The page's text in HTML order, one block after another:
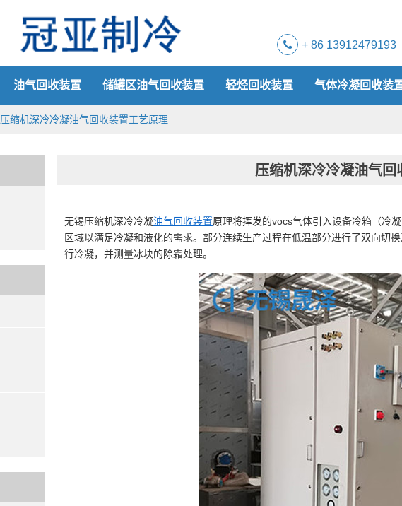
+ 86 13912479193
油气回收装置 储罐区油气回收装置 轻烃回收装置 气体冷凝回收装
压缩机深冷冷凝油气回收装置工艺原理
压缩机深冷冷凝油气回
无锡压缩机深冷冷凝油气回收装置原理将挥发的vocs气体引入设备冷箱（冷
区域以满足冷凝和液化的需求。部分连续生产过程在低温部分进行了双向切
行冷凝，并测量冰块的除霜处理。